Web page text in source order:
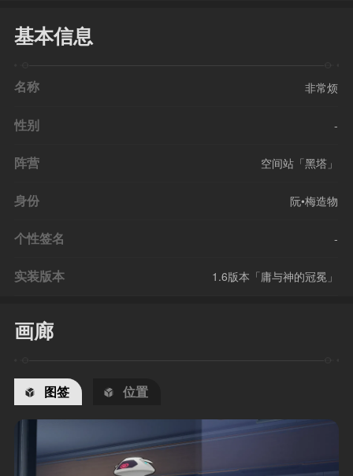
基本信息
名称 非常烦
性别 -
阵营 空间站「黑塔」
身份 阮•梅造物
个性签名 -
实装版本 1.6版本「庸与神的冠冕」
画廊
图签 位置